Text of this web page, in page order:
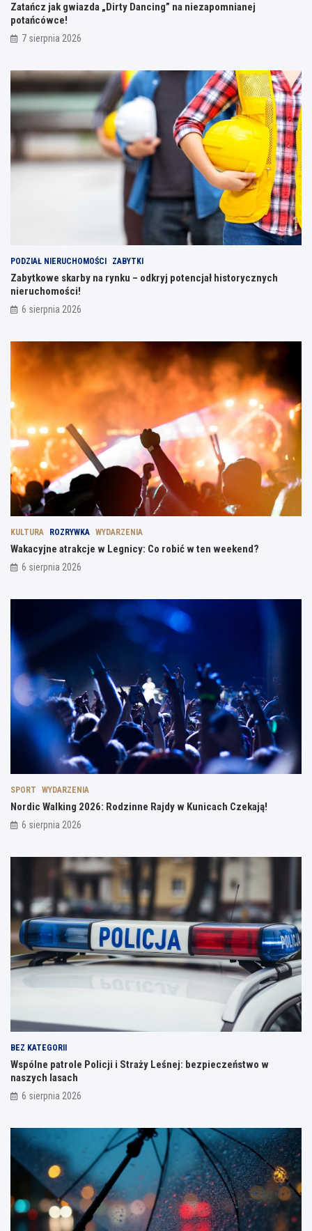
Zatańcz jak gwiazda „Dirty Dancing” na niezapomnianej
potańcówce!
7 sierpnia 2026
PODZIAŁ NIERUCHOMOŚCI ZABYTKI
Zabytkowe skarby na rynku – odkryj potencjał historycznych
nieruchomości!
6 sierpnia 2026
KULTURA ROZRYWKA WYDARZENIA
Wakacyjne atrakcje w Legnicy: Co robić w ten weekend?
6 sierpnia 2026
SPORT WYDARZENIA
Nordic Walking 2026: Rodzinne Rajdy w Kunicach Czekają!
6 sierpnia 2026
BEZ KATEGORII
Wspólne patrole Policji i Straży Leśnej: bezpieczeństwo w
naszych lasach
6 sierpnia 2026